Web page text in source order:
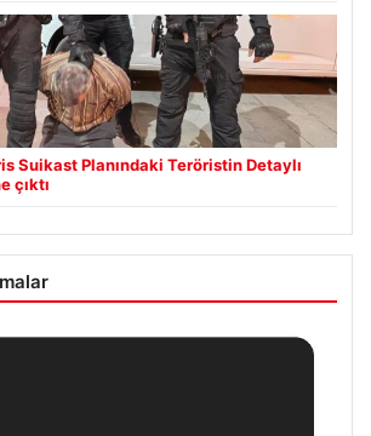
Suikast Planındaki Teröristin Detaylı
çıktı